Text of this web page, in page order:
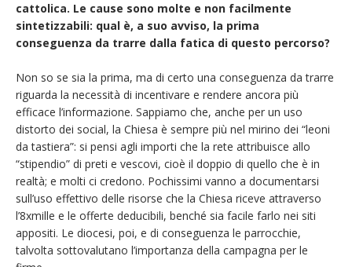
cattolica. Le cause sono molte e non facilmente
sintetizzabili: qual è, a suo avviso, la prima
conseguenza da trarre dalla fatica di questo percorso?
Non so se sia la prima, ma di certo una conseguenza da trarre
riguarda la necessità di incentivare e rendere ancora più
efficace l’informazione. Sappiamo che, anche per un uso
distorto dei social, la Chiesa è sempre più nel mirino dei “leoni
da tastiera”: si pensi agli importi che la rete attribuisce allo
“stipendio” di preti e vescovi, cioè il doppio di quello che è in
realtà; e molti ci credono. Pochissimi vanno a documentarsi
sull’uso effettivo delle risorse che la Chiesa riceve attraverso
l’8xmille e le offerte deducibili, benché sia facile farlo nei siti
appositi. Le diocesi, poi, e di conseguenza le parrocchie,
talvolta sottovalutano l’importanza della campagna per le